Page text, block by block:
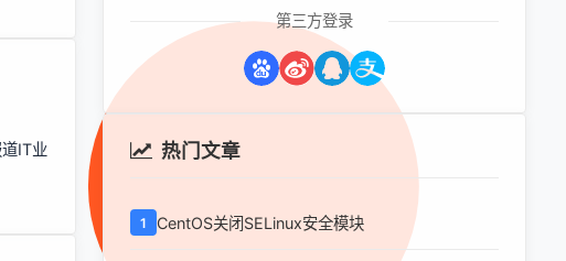
IT业
第三方登录
热门文章
1 CentOS关闭SELinux安全模块